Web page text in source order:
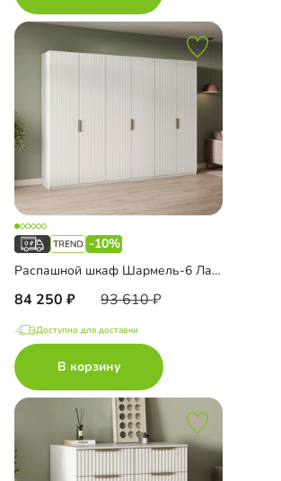
-10%
Распашной шкаф Шармель-6 Лайф
84 250 93 610
Доступно для доставки
В корзину